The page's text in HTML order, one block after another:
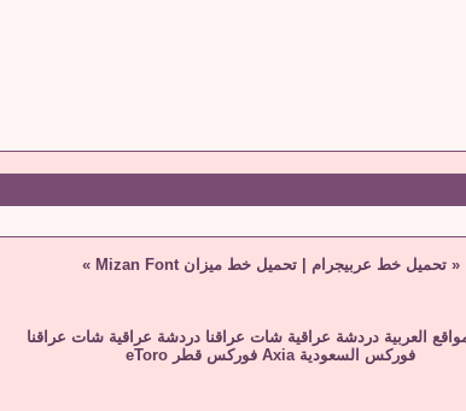
« تحميل خط عربيجرام |تحميل خط ميزان Mizan Font »
العربية دردشة عراقية شات عراقنا دردشة عراقية شات عراقنا
فوركس السعودية Axia فوركس قطر eToro